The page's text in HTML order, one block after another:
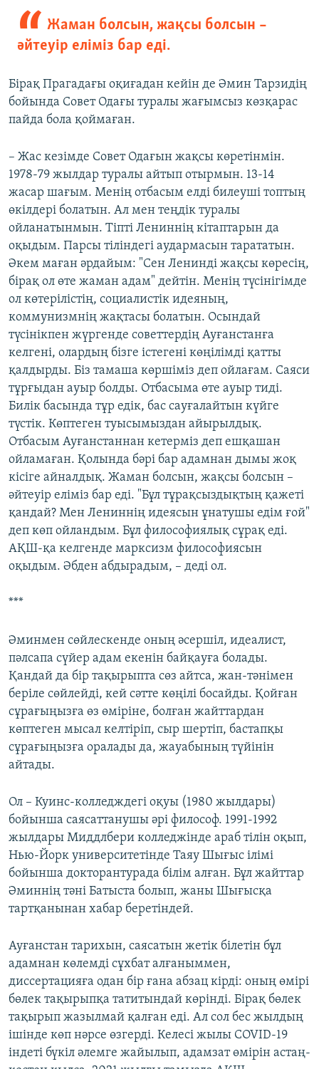
Жаман болсын, жақсы болсын –
әйтеуір еліміз бар еді.
Бірақ Прагадағы оқиғадан кейін де Әмин Тарзидің
бойында Совет Одағы туралы жағымсыз көзқарас
пайда бола қоймаған.
– Жас кезімде Совет Одағын жақсы көретінмін.
1978-79 жылдар туралы айтып отырмын. 13-14
жасар шағым. Менің отбасым елді билеуші топтың
өкілдері болатын. Ал мен теңдік туралы
ойланатынмын. Тіпті Лениннің кітаптарын да
оқыдым. Парсы тіліндегі аудармасын тарататын.
Әкем маған әрдайым: "Сен Ленинді жақсы көресің,
бірақ ол өте жаман адам" дейтін. Менің түсінігімде
ол көтерілістің, социалистік идеяның,
коммунизмнің жақтасы болатын. Осындай
түсінікпен жүргенде советтердің Ауғанстанға
келгені, олардың бізге істегені көңілімді қатты
қалдырды. Біз тамаша көршіміз деп ойлағам. Саяси
тұрғыдан ауыр болды. Отбасыма өте ауыр тиді.
Билік басында тұр едік, бас сауғалайтын күйге
түстік. Көптеген туысымыздан айырылдық.
Отбасым Ауғанстаннан кетерміз деп ешқашан
ойламаған. Қолында бәрі бар адамнан дымы жоқ
кісіге айналдық. Жаман болсын, жақсы болсын –
әйтеуір еліміз бар еді. "Бұл тұрақсыздықтың қажеті
қандай? Мен Лениннің идеясын ұнатушы едім ғой"
деп көп ойландым. Бұл философиялық сұрақ еді.
АҚШ-қа келгенде марксизм философиясын
оқыдым. Әбден абдырадым, – деді ол.
***
Әминмен сөйлескенде оның әсершіл, идеалист,
пәлсапа сүйер адам екенін байқауға болады.
Қандай да бір тақырыпта сөз айтса, жан-тәнімен
беріле сөйлейді, кей сәтте көңілі босайды. Қойған
сұрағыңызға өз өміріне, болған жайттардан
көптеген мысал келтіріп, сыр шертіп, бастапқы
сұрағыңызға оралады да, жауабының түйінін
айтады.
Ол – Куинс-колледждегі оқуы (1980 жылдары)
бойынша саясаттанушы әрі философ. 1991-1992
жылдары Миддлбери колледжінде араб тілін оқып,
Нью-Йорк университетінде Таяу Шығыс ілімі
бойынша докторантурада білім алған. Бұл жайттар
Әминнің тәні Батыста болып, жаны Шығысқа
тартқанынан хабар беретіндей.
Ауғанстан тарихын, саясатын жетік білетін бұл
адамнан көлемді сұхбат алғаныммен,
диссертацияға одан бір ғана абзац кірді: оның өмірі
бөлек тақырыпқа татитындай көрінді. Бірақ бөлек
тақырып жазылмай қалған еді. Ал сол бес жылдың
ішінде көп нәрсе өзгерді. Келесі жылы COVID-19
індеті бүкіл әлемге жайылып, адамзат өмірін астаң-